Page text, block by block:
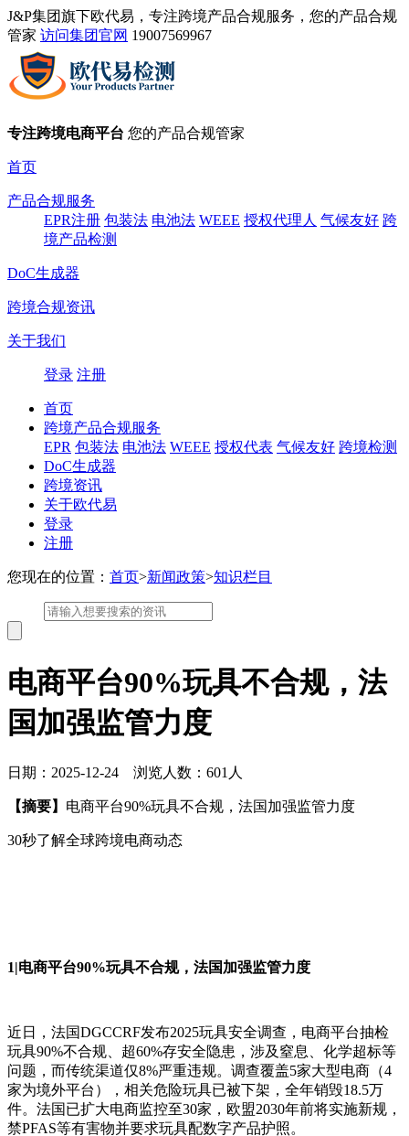
J&P集团旗下欧代易，专注跨境产品合规服务，您的产品合规
管家 访问集团官网 19007569967
专注跨境电商平台 您的产品合规管家
首页
产品合规服务
EPR注册 包装法 电池法 WEEE 授权代理人 气候友好 跨
境产品检测
DoC生成器
跨境合规资讯
关于我们
登录 注册
首页
跨境产品合规服务
EPR 包装法 电池法 WEEE 授权代表 气候友好 跨境检测
DoC生成器
跨境资讯
关于欧代易
登录
注册
您现在的位置： 首页>新闻政策>知识栏目
电商平台90%玩具不合规，法
国加强监管力度
日期：2025-12-24 浏览人数：601人
【摘要】 电商平台90%玩具不合规，法国加强监管力度
30秒了解全球跨境电商动态
1|电商平台90%玩具不合规，法国加强监管力度
近日，法国DGCCRF发布2025玩具安全调查，电商平台抽检
玩具90%不合规、超60%存安全隐患，涉及窒息、化学超标等
问题，而传统渠道仅8%严重违规。调查覆盖5家大型电商（4
家为境外平台），相关危险玩具已被下架，全年销毁18.5万
件。法国已扩大电商监控至30家，欧盟2030年前将实施新规，
禁PFAS等有害物并要求玩具配数字产品护照。